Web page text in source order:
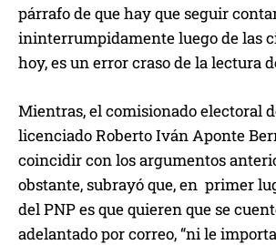
párrafo de que hay que seguir
ininterrumpidamente luego de las
hoy, es un error craso de la lectura
Mientras, el comisionado electoral
licenciado Roberto Iván Aponte
coincidir con los argumentos
obstante, subrayó que, en primer
del PNP es que quieren que se
adelantado por correo, “ni le